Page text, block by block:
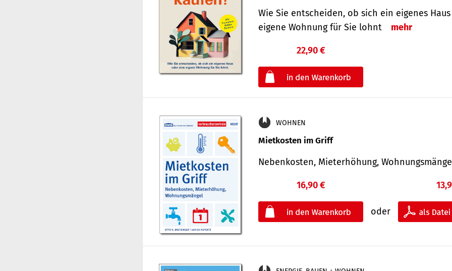
Wie Sie entscheiden, ob sich ein eigenes
eigene Wohnung für Sie lohnt
mehr
22,90 €
WOHNEN
Mietkosten im Griff
Nebenkosten, Mieterhöhung,
16,90 €
oder